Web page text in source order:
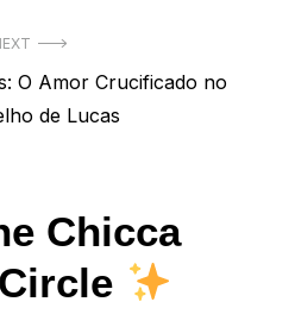
O Amor Crucificado no
de Lucas
Chicca